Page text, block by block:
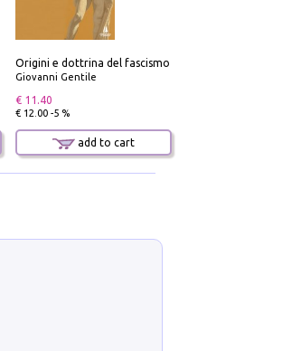
Origini e dottrina del fascismo
Giovanni Gentile
€ 11.40
€ 12.00 -5 %
add to cart